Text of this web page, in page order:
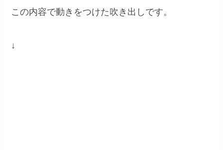
この内容で動きをつけた吹き出しです。
↓